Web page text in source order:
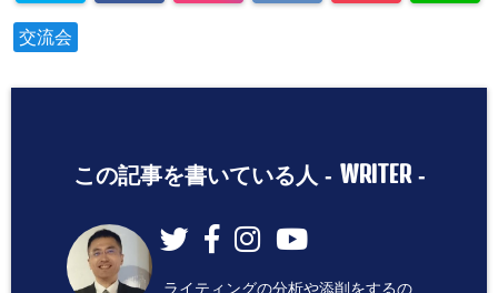
交流会
この記事を書いている人 - WRITER-
ライティングの分析や添削をするの